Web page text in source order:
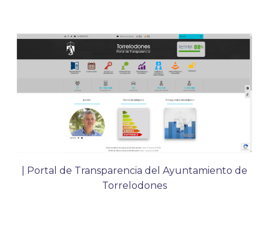
| Portal de Transparencia del Ayuntamiento de
Torrelodones